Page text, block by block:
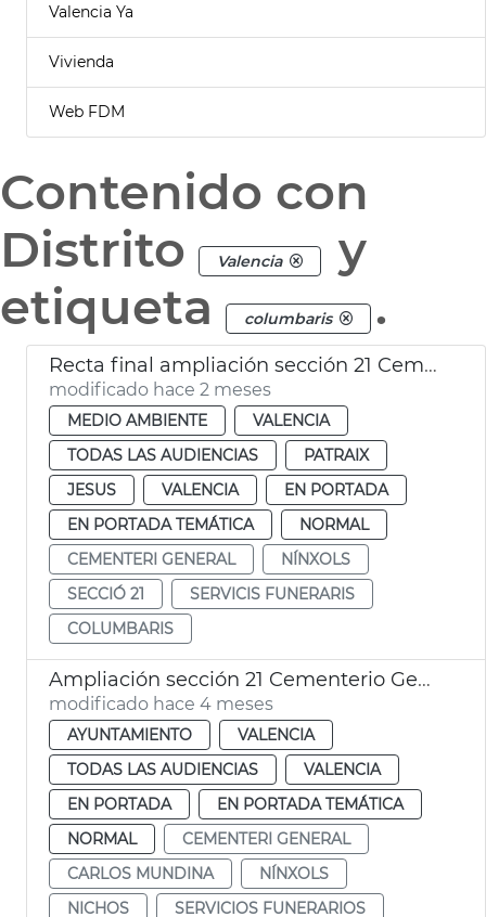
Valencia Ya
Vivienda
Web FDM
Contenido con
Distrito
Valencia
y
etiqueta
columbaris .
Recta final ampliación sección 21 Cementerio General València
modificado hace 2 meses
MEDIO AMBIENTE
VALENCIA
TODAS LAS AUDIENCIAS
PATRAIX
JESUS
VALENCIA
EN PORTADA
EN PORTADA TEMÁTICA
NORMAL
CEMENTERI GENERAL
NÍNXOLS
SECCIÓ 21
SERVICIS FUNERARIS
COLUMBARIS
Ampliación sección 21 Cementerio General València
modificado hace 4 meses
AYUNTAMIENTO
VALENCIA
TODAS LAS AUDIENCIAS
VALENCIA
EN PORTADA
EN PORTADA TEMÁTICA
NORMAL
CEMENTERI GENERAL
CARLOS MUNDINA
NÍNXOLS
NICHOS
SERVICIOS FUNERARIOS